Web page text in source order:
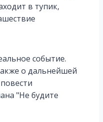
в тупик,
событие.
о дальнейшей
"Не будите